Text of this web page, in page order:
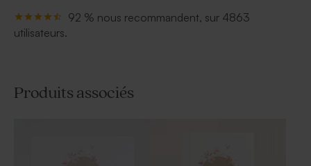
92 % nous recommandent, sur 4863
utilisateurs.
Produits associés